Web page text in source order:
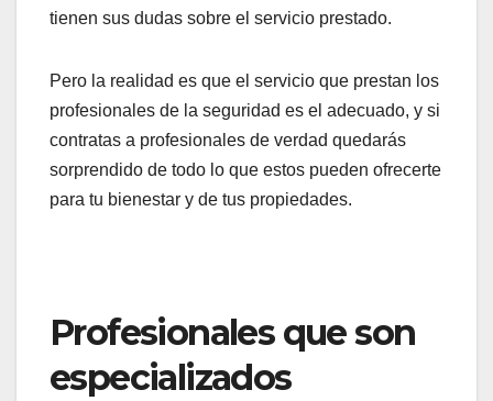
tienen sus dudas sobre el servicio prestado.
Pero la realidad es que el servicio que prestan los
profesionales de la seguridad es el adecuado, y si
contratas a profesionales de verdad quedarás
sorprendido de todo lo que estos pueden ofrecerte
para tu bienestar y de tus propiedades.
Profesionales que son
especializados